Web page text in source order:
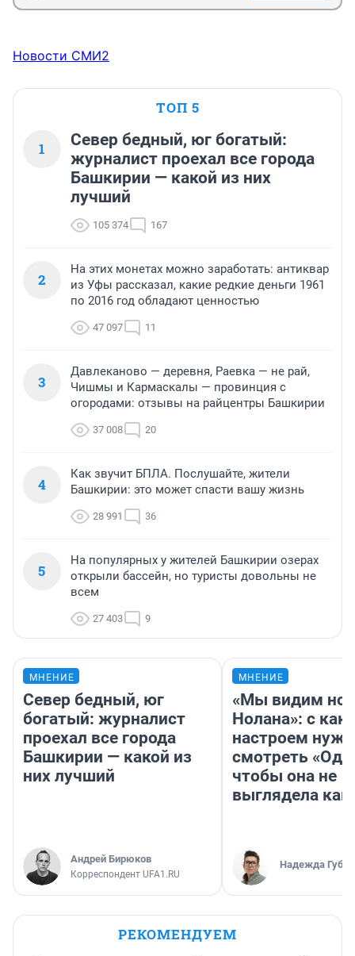
Новости СМИ2
ТОП 5
1
Север бедный, юг богатый:
журналист проехал все города
Башкирии — какой из них
лучший
105 374 167
2
На этих монетах можно заработать: антиквар
из Уфы рассказал, какие редкие деньги 1961
по 2016 год обладают ценностью
47 097 11
3
Давлеканово — деревня, Раевка — не рай,
Чишмы и Кармаскалы — провинция с
огородами: отзывы на райцентры Башкирии
37 008 20
4
Как звучит БПЛА. Послушайте, жители
Башкирии: это может спасти вашу жизнь
28 991 36
5
На популярных у жителей Башкирии озерах
открыли бассейн, но туристы довольны не
всем
27 403 9
МНЕНИЕ
Север бедный, юг
богатый: журналист
проехал все города
Башкирии — какой из
них лучший
Андрей Бирюков
Корреспондент UFA1.RU
МНЕНИЕ
«Мы видим
Нолана»: с
настроем
смотреть
чтобы она не
выглядела как
Надежда
РЕКОМЕНДУЕМ